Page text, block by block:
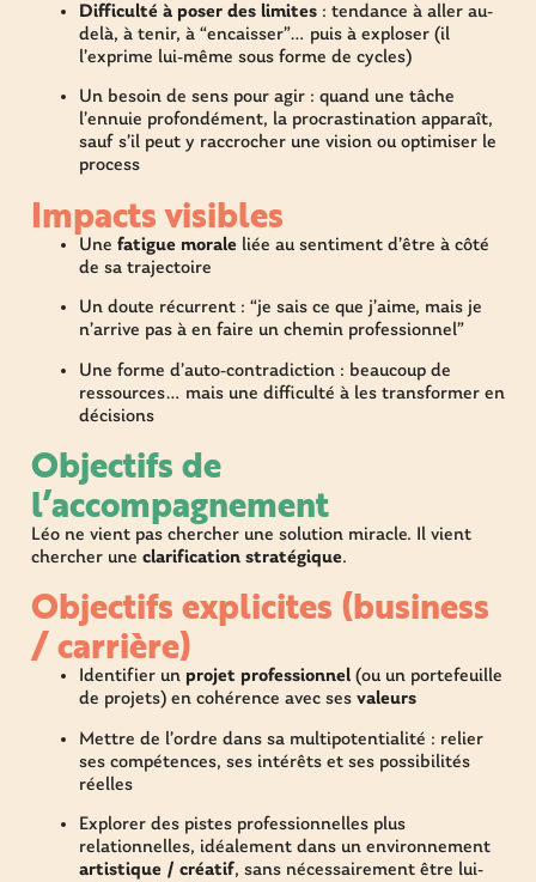
Difficulté à poser des limites : tendance à aller au-
delà, à tenir, à “encaisser”… puis à exploser (il
l’exprime lui-même sous forme de cycles)
Un besoin de sens pour agir : quand une tâche
l’ennuie profondément, la procrastination apparaît,
sauf s’il peut y raccrocher une vision ou optimiser le
process
Impacts visibles
Une fatigue morale liée au sentiment d’être à côté
de sa trajectoire
Un doute récurrent : “je sais ce que j’aime, mais je
n’arrive pas à en faire un chemin professionnel”
Une forme d’auto-contradiction : beaucoup de
ressources… mais une difficulté à les transformer en
décisions
Objectifs de
l’accompagnement
Léo ne vient pas chercher une solution miracle. Il vient
chercher une clarification stratégique.
Objectifs explicites (business
/ carrière)​
Identifier un projet professionnel (ou un portefeuille
de projets) en cohérence avec ses valeurs
Mettre de l’ordre dans sa multipotentialité : relier
ses compétences, ses intérêts et ses possibilités
réelles
Explorer des pistes professionnelles plus
relationnelles, idéalement dans un environnement
artistique / créatif, sans nécessairement être lui-